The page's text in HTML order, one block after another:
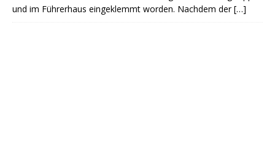
und im Führerhaus eingeklemmt worden. Nachdem der[…]